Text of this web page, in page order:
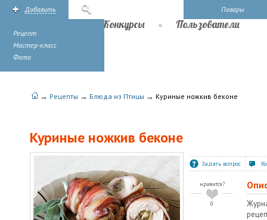
Повары
Добавить
Рецепт
Мастер-класс
Фото
Конкурсы Пользователи
→ Рецепты → Блюда из Птицы → Куриные ножкив беконе
Куриные ножкив беконе
Задать вопрос
нравится?
0